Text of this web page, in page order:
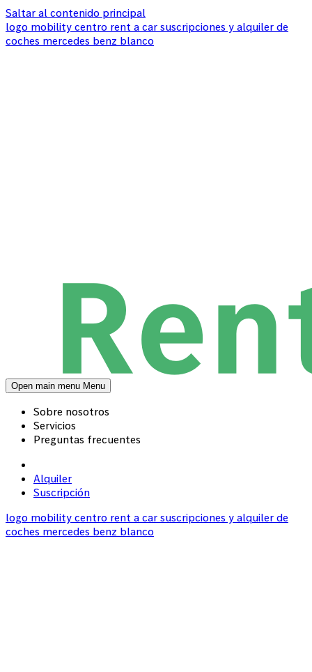
Saltar al contenido principal
logo mobility centro rent a car suscripciones y alquiler de
coches mercedes benz blanco
Open main menu Menu
Sobre nosotros
Servicios
Preguntas frecuentes
Alquiler
Suscripción
logo mobility centro rent a car suscripciones y alquiler de
coches mercedes benz blanco